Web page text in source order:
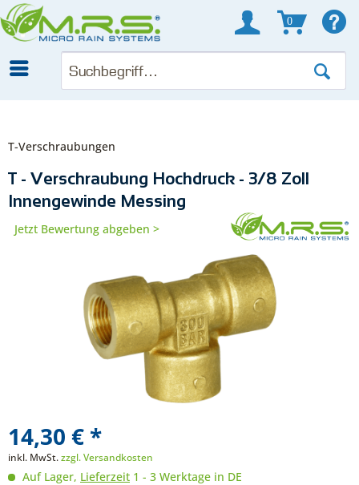
0
T-Verschraubungen
T - Verschraubung Hochdruck - 3/8 Zoll
Innengewinde Messing
Jetzt Bewertung abgeben >
14,30 € *
inkl. MwSt.zzgl. Versandkosten
Auf Lager, Lieferzeit 1 - 3 Werktage in DE